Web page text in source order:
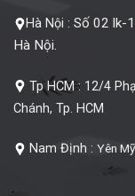
Hà Nội : Số 02 lk-
Hà Nội.
Tp HCM : 12/4
Chánh, Tp. HCM
Nam Định : Yên